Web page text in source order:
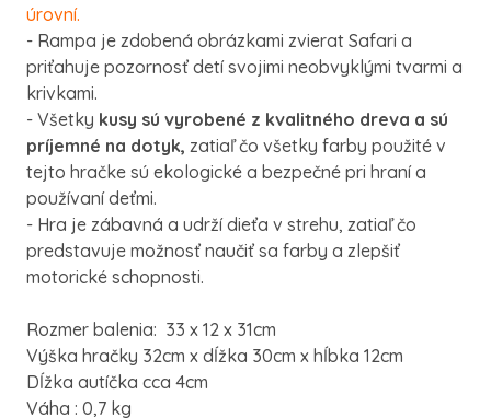
úrovní.
- Rampa je zdobená obrázkami zvierat Safari a
priťahuje pozornosť detí svojimi neobvyklými tvarmi a
krivkami.
- Všetky kusy sú vyrobené z kvalitného dreva a sú
príjemné na dotyk, zatiaľ čo všetky farby použité v
tejto hračke sú ekologické a bezpečné pri hraní a
používaní deťmi.
- Hra je zábavná a udrží dieťa v strehu, zatiaľ čo
predstavuje možnosť naučiť sa farby a zlepšiť
motorické schopnosti.
Rozmer balenia: 33 x 12 x 31cm
Výška hračky 32cm x dĺžka 30cm x hĺbka 12cm
Dĺžka autíčka cca 4cm
Váha : 0,7 kg